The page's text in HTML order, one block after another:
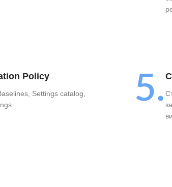
Policy
Settings catalog,
5.